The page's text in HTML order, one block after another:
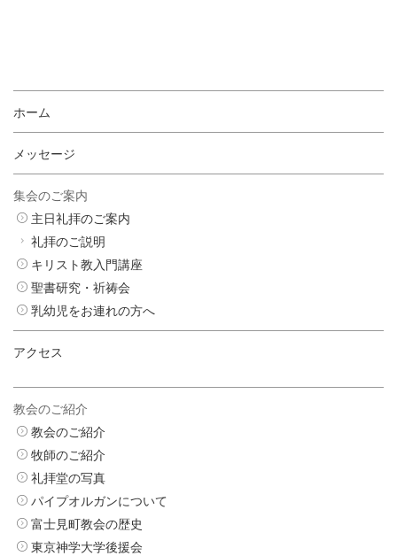
ホーム
メッセージ
集会のご案内
主日礼拝のご案内
礼拝のご説明
キリスト教入門講座
聖書研究・祈祷会
乳幼児をお連れの方へ
アクセス
教会のご紹介
教会のご紹介
牧師のご紹介
礼拝堂の写真
パイプオルガンについて
富士見町教会の歴史
東京神学大学後援会